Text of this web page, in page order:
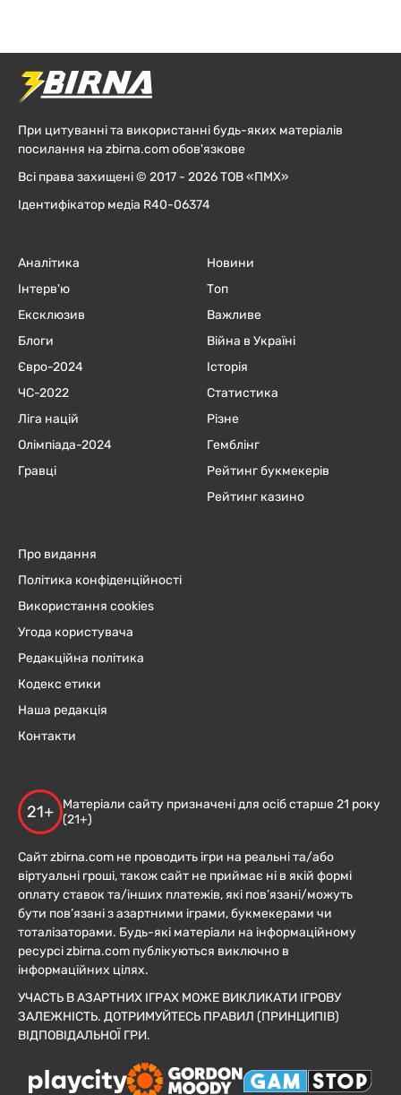
При цитуванні та використанні будь-яких матеріалів
посилання на zbirna.com обов'язкове
Всі права захищені © 2017 - 2026 ТОВ «ПМХ»
Ідентифікатор медіа R40-06374
Аналітика
Інтерв'ю
Ексклюзив
Блоги
Євро-2024
ЧC-2022
Ліга націй
Олімпіада-2024
Гравці
Новини
Топ
Важливе
Війна в Україні
Історія
Статистика
Різне
Гемблінг
Рейтинг букмекерів
Рейтинг казино
Про видання
Політика конфіденційності
Використання cookies
Угода користувача
Редакційна політика
Кодекс етики
Наша редакція
Контакти
21+
Матеріали сайту призначені для осіб старше 21 року
(21+)
Сайт zbirna.com не проводить ігри на реальні та/або
віртуальні гроші, також сайт не приймає ні в якій формі
оплату ставок та/інших платежів, які пов’язані/можуть
бути пов’язані з азартними іграми, букмекерами чи
тоталізаторами. Будь-які матеріали на інформаційному
ресурсі zbirna.com публікуються виключно в
інформаційних цілях.
УЧАСТЬ В АЗАРТНИХ ІГРАХ МОЖЕ ВИКЛИКАТИ ІГРОВУ
ЗАЛЕЖНІСТЬ. ДОТРИМУЙТЕСЬ ПРАВИЛ (ПРИНЦИПІВ)
ВІДПОВІДАЛЬНОЇ ГРИ.